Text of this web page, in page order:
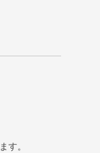
す。